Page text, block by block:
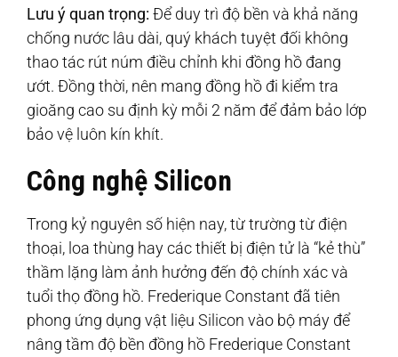
Lưu ý quan trọng: Để duy trì độ bền và khả năng
chống nước lâu dài, quý khách tuyệt đối không
thao tác rút núm điều chỉnh khi đồng hồ đang
ướt. Đồng thời, nên mang đồng hồ đi kiểm tra
gioăng cao su định kỳ mỗi 2 năm để đảm bảo lớp
bảo vệ luôn kín khít.
Công nghệ Silicon
Trong kỷ nguyên số hiện nay, từ trường từ điện
thoại, loa thùng hay các thiết bị điện tử là “kẻ thù”
thầm lặng làm ảnh hưởng đến độ chính xác và
tuổi thọ đồng hồ. Frederique Constant đã tiên
phong ứng dụng vật liệu Silicon vào bộ máy để
nâng tầm độ bền đồng hồ Frederique Constant